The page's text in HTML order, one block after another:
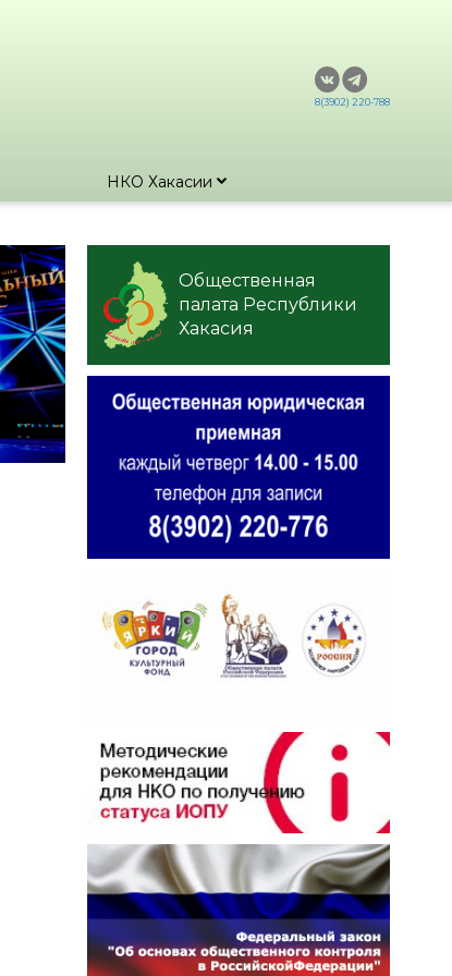
8(3902) 220-788
НКО Хакасии
Общественная
палата Республики
Хакасия